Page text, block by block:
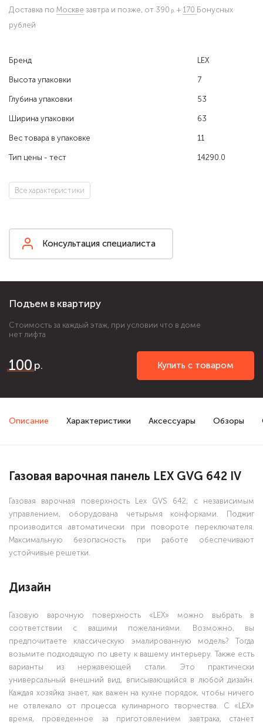
Бренд LEX
Высота упаковки 7
Глубина упаковки 53
Ширина упаковки 63
Вес товара в упаковке 11
Тип цены - тест 14290.0
Все характеристики
Консультация специалиста
Доставка по Москве завтра и позже, от 390 + 170 Бонусных
рублей
Подъем в квартиру
Стоимость за каждый этаж, при условии что в доме
нет лифта
100 Купить с товаром
Описание Характеристики Аксессуары Обзоры
Газовая варочная панель LEX GVG 642 IV
Газовая варочная поверхность Lex GVS 642, с независимым
управлением, оборудована четырьмя конфорками. Поджиг
производится автоматически при повороте переключателя.
Максимальную безопасность при работе обеспечивают
устойчивые решетки.
Дизайн
Газовую варочную поверхность «LEX» можно выбрать в
соответствии с вашими пожеланиями. Возможно, вы
предпочитаете классическую эмалированную модель? Тогда
возьмите подходящую по цвету к вашему интерьеру. Также есть
варианты из нержавеющей стали. Это практически
универсальный внешний вид, вписывающийся в любой дизайн.
Каждая хозяйка знает, как важен на кухне порядок, чтобы ничего
не отвлекало от процесса кулинарного творчества. С «LEX»
время, проведенное за приготовлением завтрака, станет